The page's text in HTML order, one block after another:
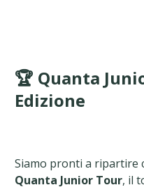
🏆 Quanta
Edizione
Siamo pronti a ripartire
Quanta Junior Tour, il